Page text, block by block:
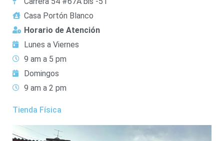
Casa Portón Blanco
Horario de Atención
Lunes a Viernes
9 am a 5 pm
Domingos
9 am a 2 pm
Tienda Física